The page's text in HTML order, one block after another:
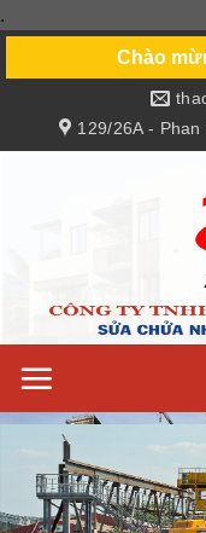
.
content
Chào
129/26A -